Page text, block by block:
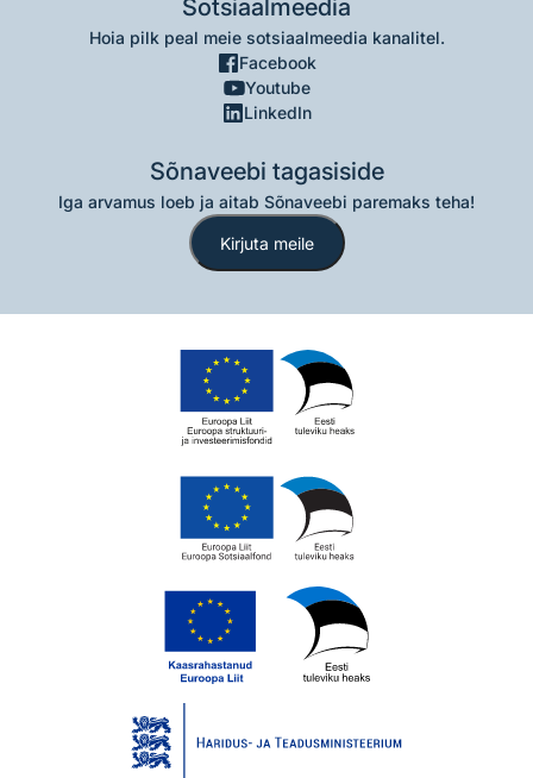
Sotsiaalmeedia
Hoia pilk peal meie sotsiaalmeedia kanalitel.
Facebook
Youtube
LinkedIn
Sõnaveebi tagasiside
Iga arvamus loeb ja aitab Sõnaveebi paremaks teha!
Kirjuta meile